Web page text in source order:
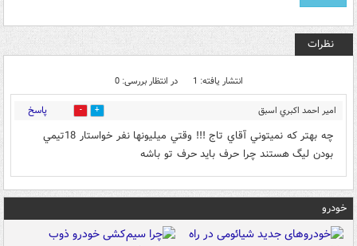
نظرات
انتشار یافته: 1 در انتظار بررسی: 0
امير احمد اكبري اسبق
از تبريز
۰۹:۴۲ - ۱۳۹۲/۰۲/۲۱
0 پاسخ
چه بهتر كه نميتوني آقاي تاج !!! وقتي ميليونها نفر خواستار 18تيمي
بودن ليگ هستند چرا حرف بايد حرف تو باشه
خودرو